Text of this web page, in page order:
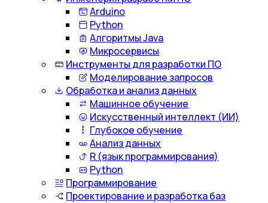
Arduino
Python
Алгоритмы Java
Микросервисы
Инструменты для разработки ПО
Моделирование запросов
Обработка и анализ данных
Машинное обучение
Искусственный интеллект (ИИ)
Глубокое обучение
Анализ данных
R (язык программирования)
Python
Программирование
Проектирование и разработка баз